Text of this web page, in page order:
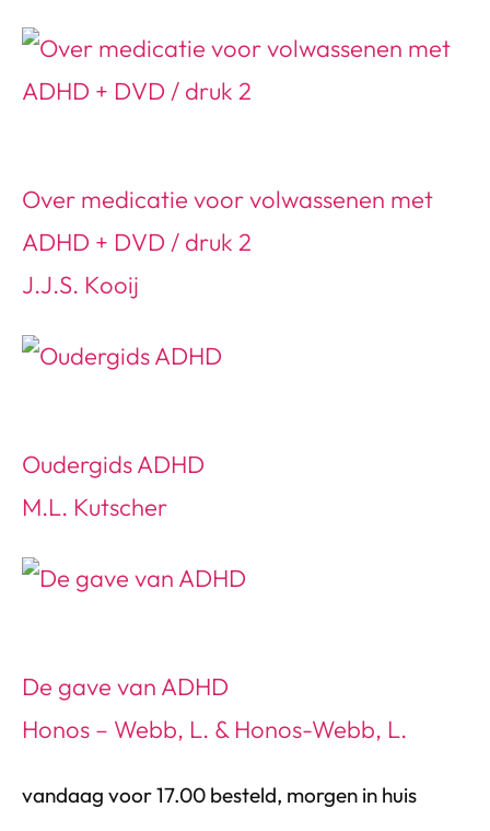
Over medicatie voor volwassenen met
ADHD + DVD / druk 2
J.J.S. Kooij
Oudergids ADHD
M.L. Kutscher
De gave van ADHD
Honos – Webb, L. & Honos-Webb, L.
vandaag voor 17.00 besteld, morgen in huis